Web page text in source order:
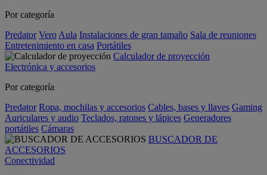
Por categoría
Predator Vero Aula Instalaciones de gran tamaño Sala de reuniones
Entretenimiento en casa Portátiles
Calculador de proyección
Electrónica y accesorios
Por categoría
Predator Ropa, mochilas y accesorios Cables, bases y llaves Gaming
Auriculares y audio Teclados, ratones y lápices Generadores
portátiles Cámaras
BUSCADOR DE
ACCESORIOS
Conectividad